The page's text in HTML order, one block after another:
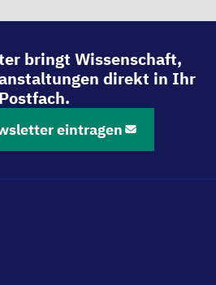
bringt Wissenschaft,
direkt in Ihr
Postfach.
eintragen